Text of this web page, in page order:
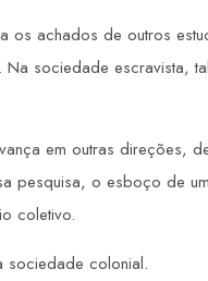
os achados de outros
sociedade escravista,
em outras direções,
o esboço de
coletivo.
sociedade colonial.